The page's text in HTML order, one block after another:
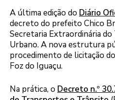
A última edição do Diário
decreto do prefeito Chico
Secretaria Extraordinária
Urbano. A nova estrutura
procedimento de licitação
Foz do Iguaçu.
Na prática, o Decreto n.º